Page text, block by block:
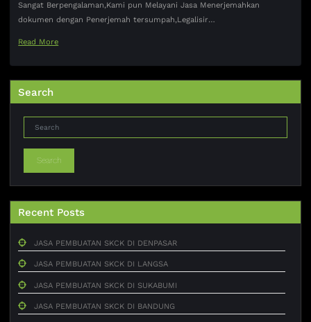
Sangat Berpengalaman,Kami pun Melayani Jasa Menerjemahkan
dokumen dengan Penerjemah tersumpah,Legalisir…
Read More
Search
Search
Recent Posts
JASA PEMBUATAN SKCK DI DENPASAR
JASA PEMBUATAN SKCK DI LANGSA
JASA PEMBUATAN SKCK DI SUKABUMI
JASA PEMBUATAN SKCK DI BANDUNG